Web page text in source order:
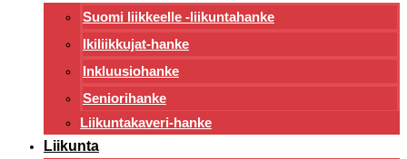
Suomi liikkeelle -liikuntahanke
Ikiliikkujat-hanke
Inkluusiohanke
Seniorihanke
Liikuntakaveri-hanke
Liikunta